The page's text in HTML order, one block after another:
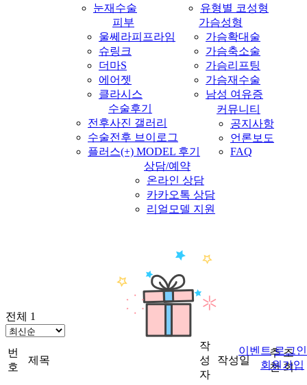
눈재수술
유형별 코성형
피부
울쎄라피프라임
슈링크
더마S
에어젯
클라시스
가슴성형
가슴확대술
가슴축소술
가슴리프팅
가슴재수술
남성 여유증
수술후기
전후사진 갤러리
수술전후 브이로그
플러스(+) MODEL 후기
커뮤니티
공지사항
언론보도
FAQ
상담/예약
온라인 상담
카카오톡 상담
리얼모델 지원
이 벤 트 로그인
회원가입
전체 1
번
호
제목
작
성
자
작성일
추
천
조
회